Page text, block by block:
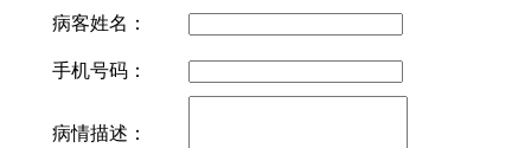
病客姓名：
手机号码：
病情描述：